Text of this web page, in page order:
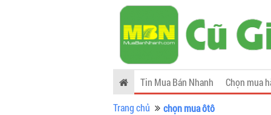
Tin Mua Bán Nhanh
Chọn mua
Trang chủ
chọn mua ôtô